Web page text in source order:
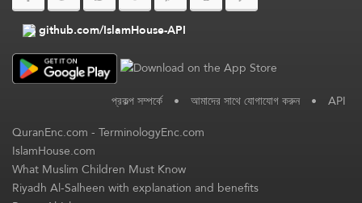
github.com/IslamHouse-API
প্রকল্প সম্পর্কে • আমাদের সাথে যোগাযোগ করুন • API
QuranEnc.com-TerminologyEnc.com
IslamHouse.com
What Muslim Children Must Know
Riyadh Al-Salheen with explanation and benefits